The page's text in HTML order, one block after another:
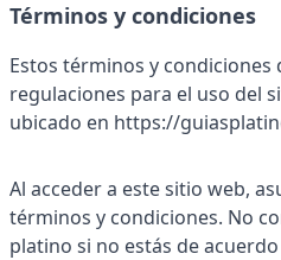
Términos y condiciones
Estos términos y condiciones
regulaciones para el uso del
ubicado en https://
Al acceder a este sitio web,
términos y condiciones. No
platino si no estás de